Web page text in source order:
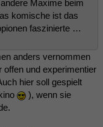
Maxime beim
komische ist das
faszinierte …
anders vernommen
und experimentier
hier soll gespielt
), wenn sie